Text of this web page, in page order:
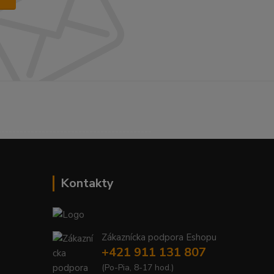
Kontakty
Zákaznícka podpora Eshopu
+421 911 131 807
(Po-Pia, 8-17 hod.)